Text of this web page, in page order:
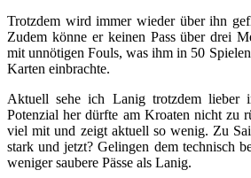
Trotzdem wird immer wieder über ihn
Zudem könne er keinen Pass über drei
mit unnötigen Fouls, was ihm in 50
Karten einbrachte.
Aktuell sehe ich Lanig trotzdem lieber
Potenzial her dürfte am Kroaten nicht zu
viel mit und zeigt aktuell so wenig. Zu
stark und jetzt? Gelingen dem technisch
weniger saubere Pässe als Lanig.